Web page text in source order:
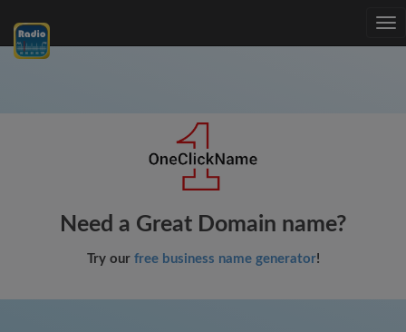
Need a Great Domain name?
Try our free business name generator!